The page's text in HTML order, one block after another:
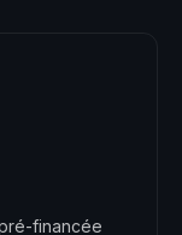
financée